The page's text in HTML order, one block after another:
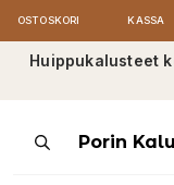
OSTOSKORI KASSA
Huippukalusteet
ProductsPorin